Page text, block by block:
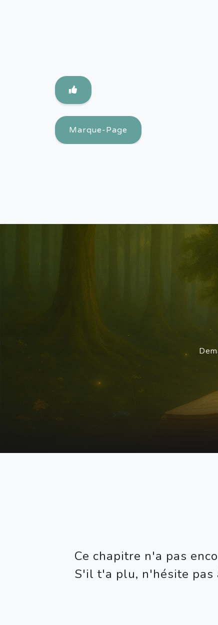
Marque-Page
Ce chapitre n'a pas
S'il t'a plu, n'hésite